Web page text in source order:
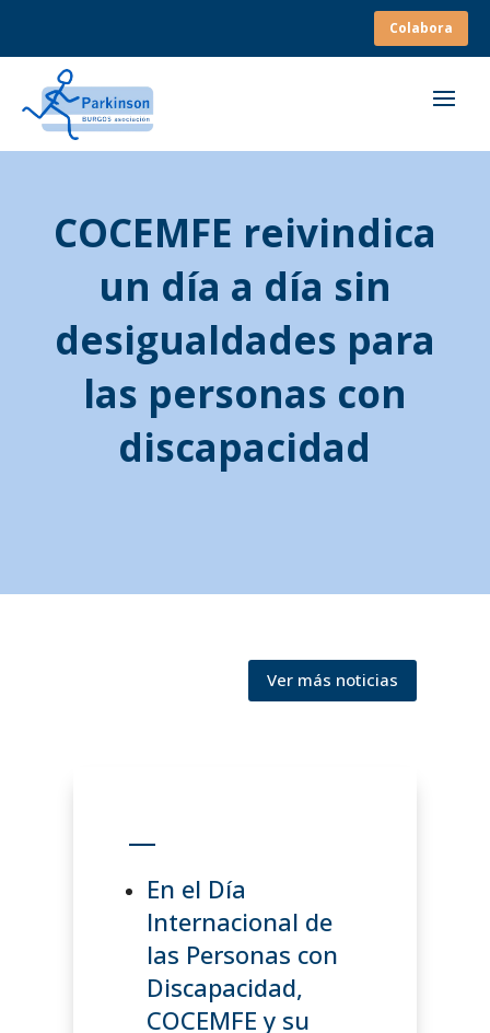
Colabora
COCEMFE reivindica
un día a día sin
desigualdades para
las personas con
discapacidad
Ver más noticias
—
En el Día
Internacional de
las Personas con
Discapacidad,
COCEMFE y su